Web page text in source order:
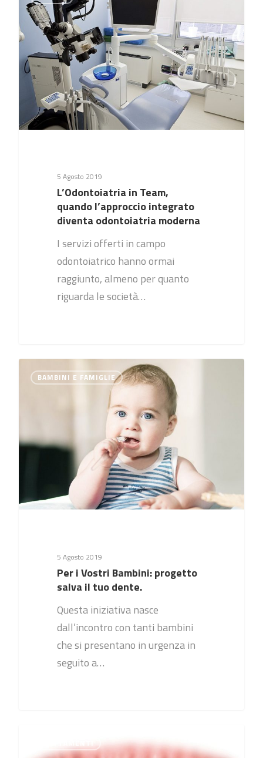
5 Agosto 2019
L’Odontoiatria in Team,
quando l’approccio integrato
diventa odontoiatria moderna
I servizi offerti in campo
odontoiatrico hanno ormai
raggiunto, almeno per quanto
riguarda le società…
BAMBINI E FAMIGLIE
5 Agosto 2019
Per i Vostri Bambini: progetto
salva il tuo dente.
Questa iniziativa nasce
dall’incontro con tanti bambini
che si presentano in urgenza in
seguito a…
0
TRATTAMENTI